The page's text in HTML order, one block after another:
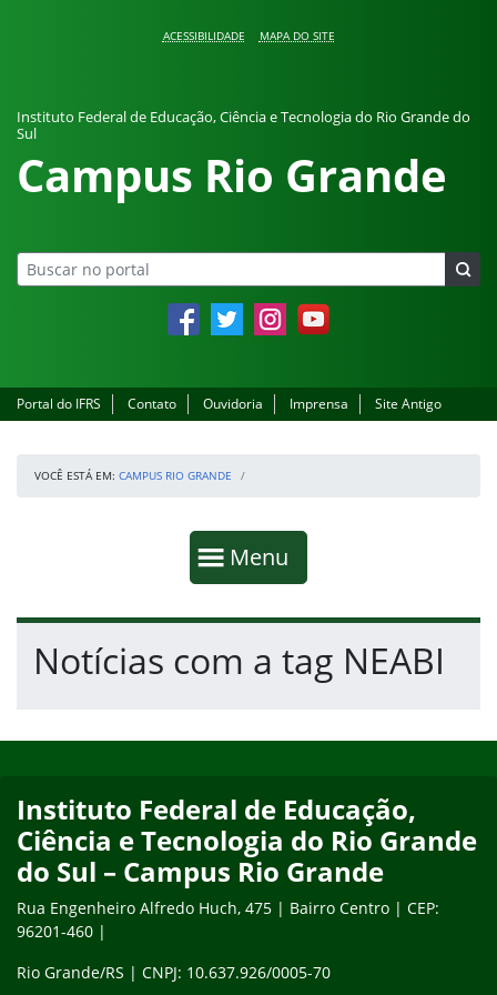
ACESSIBILIDADE MAPA DO SITE
Instituto Federal de Educação, Ciência e Tecnologia do Rio Grande do
Sul
Campus Rio Grande
Facebook Twitter InstagramYouTube
Portal do IFRS Contato Ouvidoria Imprensa Site Antigo
VOCÊ ESTÁ EM: CAMPUS RIO GRANDE
Mostrar
Menu
Fim da navegação
Início do conteúdo
Notícias com a tag NEABI
Instituto Federal de Educação,
Ciência e Tecnologia do Rio Grande
do Sul – Campus Rio Grande
Rua Engenheiro Alfredo Huch, 475 | Bairro Centro | CEP:
96201-460 |
Rio Grande/RS | CNPJ: 10.637.926/0005-70